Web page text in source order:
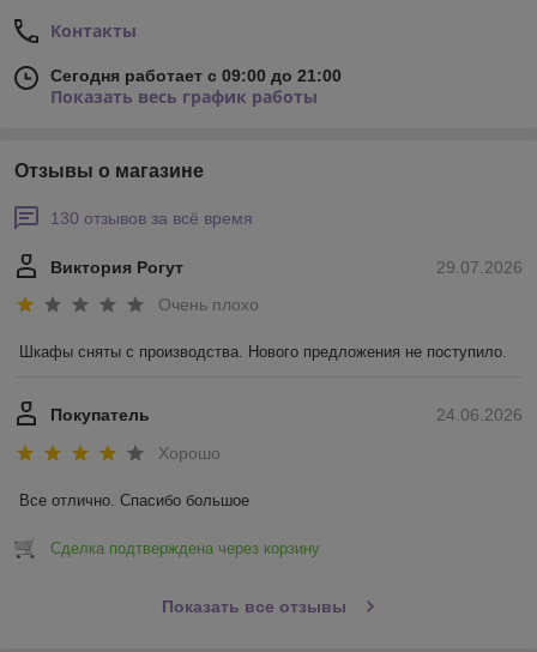
Контакты
Сегодня работает с 09:00 до 21:00
Показать весь график работы
Отзывы о магазине
130 отзывов за всё время
29.07.2026
Виктория Рогут
Очень плохо
Шкафы сняты с производства. Нового предложения не поступило.
24.06.2026
Покупатель
Хорошо
Все отлично. Спасибо большое
Сделка подтверждена через корзину
Показать все отзывы